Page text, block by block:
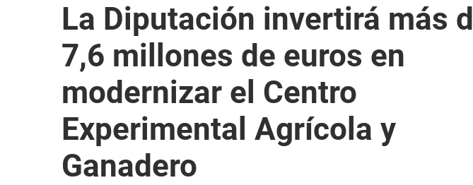
La Diputación invertirá más
7,6 millones de euros en
modernizar el Centro
Experimental Agrícola y
Ganadero